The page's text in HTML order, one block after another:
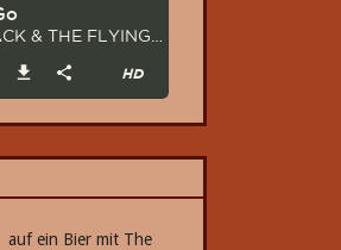
auf ein Bier mit The